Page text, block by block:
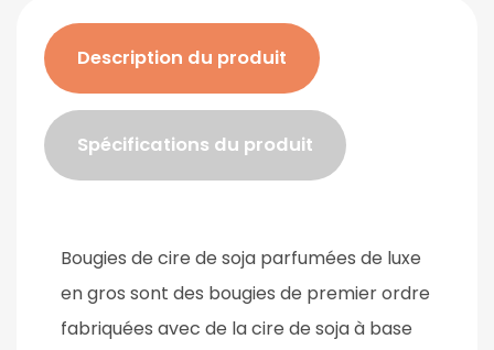
Description du produit
Spécifications du produit
Bougies de cire de soja parfumées de luxe
en grossont des bougies de premier ordre
fabriquées avec de la cire de soja à base